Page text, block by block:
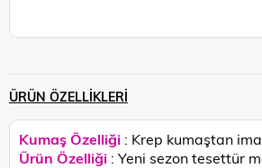
ÜRÜN ÖZELLIKLERI
Kumaş Özelliği : Krep kumaştan
Ürün Özelliği : Yeni sezon tesettür